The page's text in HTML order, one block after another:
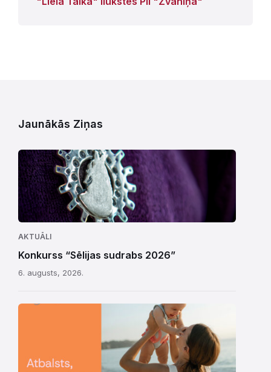
Jaunākās Ziņas
AKTUĀLI
Konkurss “Sēlijas sudrabs 2026”
6. augusts, 2026.